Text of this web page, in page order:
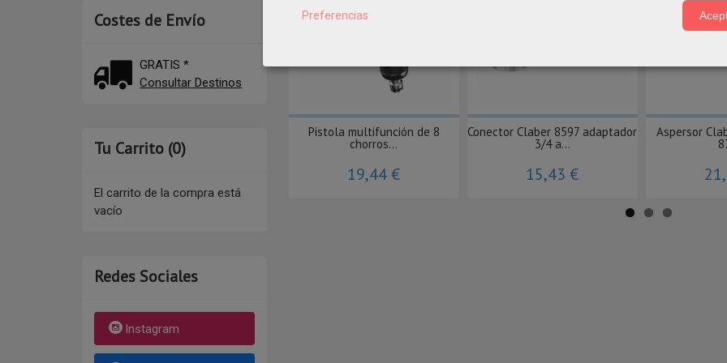
Costes de Envío
GRATIS *
Consultar Destinos
Tu Carrito (0)
El carrito de la compra está
vacío
Redes Sociales
Instagram
Pistola multifunción de 8
chorros...
19,44 €
Conector Claber 8597 adaptador
3/4 a...
15,43 €
Aspersor
Preferencias